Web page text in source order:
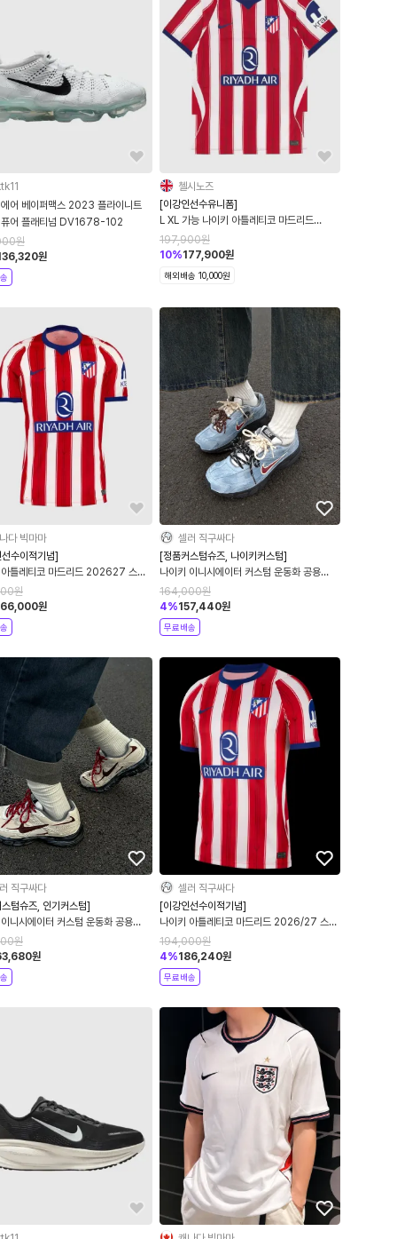
어 베이퍼맥스 2023 플라이니트
화이트 퓨어 플래티넘 DV1678-102
원
원
첼시노즈
[이강인선수유니폼]
L XL 가능 나이키 아틀레티코 마드리드
2026/27 스타디움 홈 드라이핏 레플리카 저
지 화이트 유니버시티 레드 II1893-101 논마
킹
197,900원
10%177,900원
해외배송 10,000원
다 빅마마
수이적기념]
아틀레티코 마드리드 202627 스타
라이핏 레플리카 저지 화이트 유니
버시티 레드 II1893-101
원
원
셀러 직구싸다
[정품커스텀슈즈, 나이키커스텀]
나이키 이니시에이터 커스텀 운동화 공용
IO7609-101
164,000원
4%157,440원
무료배송
직구싸다
텀슈즈, 인기커스텀]
니시에이터 커스텀 운동화 공용
101
원
원
셀러 직구싸다
[이강인선수이적기념]
나이키 아틀레티코 마드리드 2026/27 스타
디움 홈 드라이핏 레플리카 저지 화이트 유니
버시티 레드 II1893-101
194,000원
4%186,240원
무료배송